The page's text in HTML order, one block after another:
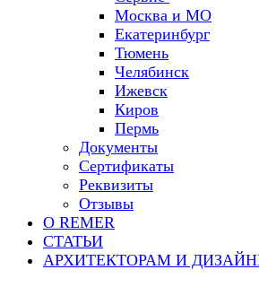
Москва и МО
Екатеринбург
Тюмень
Челябинск
Ижевск
Киров
Пермь
Документы
Сертификаты
Реквизиты
Отзывы
О REMER
СТАТЬИ
АРХИТЕКТОРАМ И